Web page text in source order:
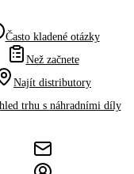
Často kladené otázky
Než začnete
Najít distributory
trhu s náhradními díly